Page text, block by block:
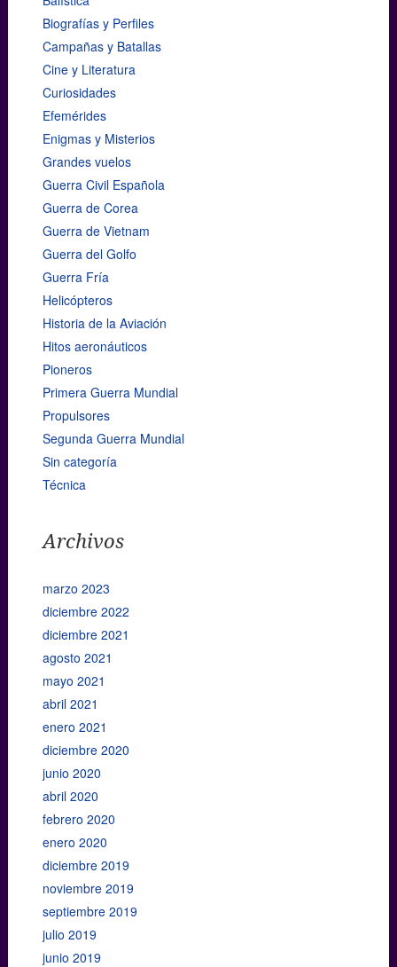
Biografías y Perfiles
Campañas y Batallas
Cine y Literatura
Curiosidades
Efemérides
Enigmas y Misterios
Grandes vuelos
Guerra Civil Española
Guerra de Corea
Guerra de Vietnam
Guerra del Golfo
Guerra Fría
Helicópteros
Historia de la Aviación
Hitos aeronáuticos
Pioneros
Primera Guerra Mundial
Propulsores
Segunda Guerra Mundial
Sin categoría
Técnica
Archivos
marzo 2023
diciembre 2022
diciembre 2021
agosto 2021
mayo 2021
abril 2021
enero 2021
diciembre 2020
junio 2020
abril 2020
febrero 2020
enero 2020
diciembre 2019
noviembre 2019
septiembre 2019
julio 2019
junio 2019